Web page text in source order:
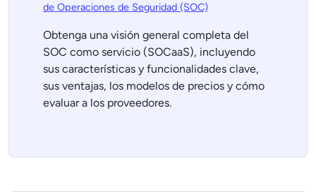
de Operaciones de Seguridad (SOC)
Obtenga una visión general completa del
SOC como servicio (SOCaaS), incluyendo
sus características y funcionalidades clave,
sus ventajas, los modelos de precios y cómo
evaluar a los proveedores.